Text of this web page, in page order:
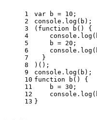
1
2
3
4
5
6
7
8
9
10
11
12
13
var b = 10 ;
console .log(b);
( function b ( ) {
console
    b =
20 ;
console
  }
)();
console .log(b);
function
b ( ) {
    b =
30 ;
console
}